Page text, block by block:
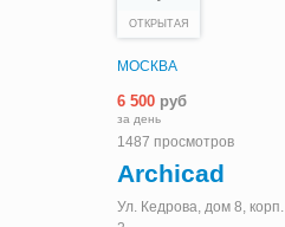
ОТКРЫТАЯ
МОСКВА
6 500 руб
за день
1487 просмотров
Archicad
Ул. Кедрова, дом 8, корп.